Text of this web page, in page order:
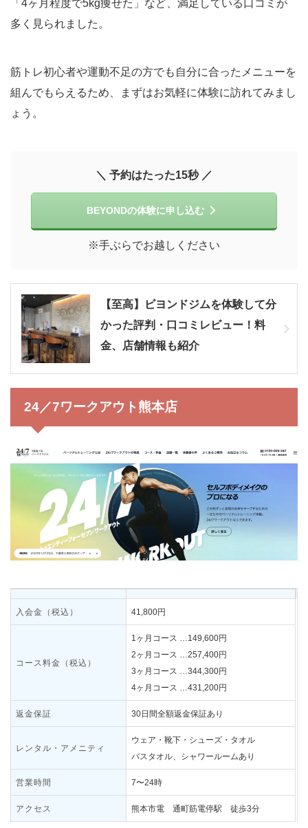
「4ヶ月程度で5kg痩せた」など、満足している口コミが
多く見られました。
筋トレ初心者や運動不足の方でも自分に合ったメニューを
組んでもらえるため、まずはお気軽に体験に訪れてみまし
ょう。
＼ 予約はたった15秒 ／
BEYONDの体験に申し込む
※手ぶらでお越しください
【至高】ビヨンドジムを体験して分
かった評判・口コミレビュー！料
金、店舗情報も紹介
24／7ワークアウト熊本店
入会金（税込） 41,800円
コース料金（税込）
1ヶ月コース …149,600円
2ヶ月コース …257,400円
3ヶ月コース …344,300円
4ヶ月コース …431,200円
返金保証 30日間全額返金保証あり
レンタル・アメニティ
ウェア・靴下・シューズ・タオル
バスタオル、シャワールームあり
営業時間 7〜24時
アクセス 熊本市電 通町筋電停駅 徒歩3分